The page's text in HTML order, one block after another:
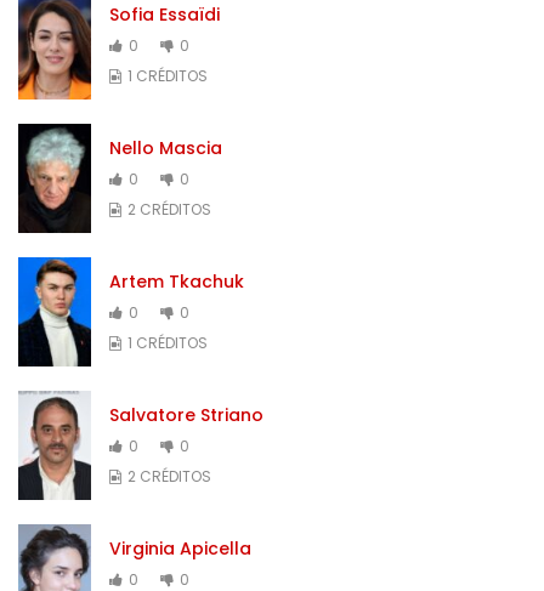
Sofia Essaïdi
0
0
1 CRÉDITOS
Nello Mascia
0
0
2 CRÉDITOS
Artem Tkachuk
0
0
1 CRÉDITOS
Salvatore Striano
0
0
2 CRÉDITOS
Virginia Apicella
0
0